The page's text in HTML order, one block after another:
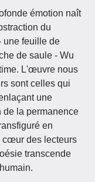
émotion naît
du
une feuille de
de saule - Wu
L'œuvre nous
sont celles qui
une
de la permanence
en
cœur des lecteurs
transcende